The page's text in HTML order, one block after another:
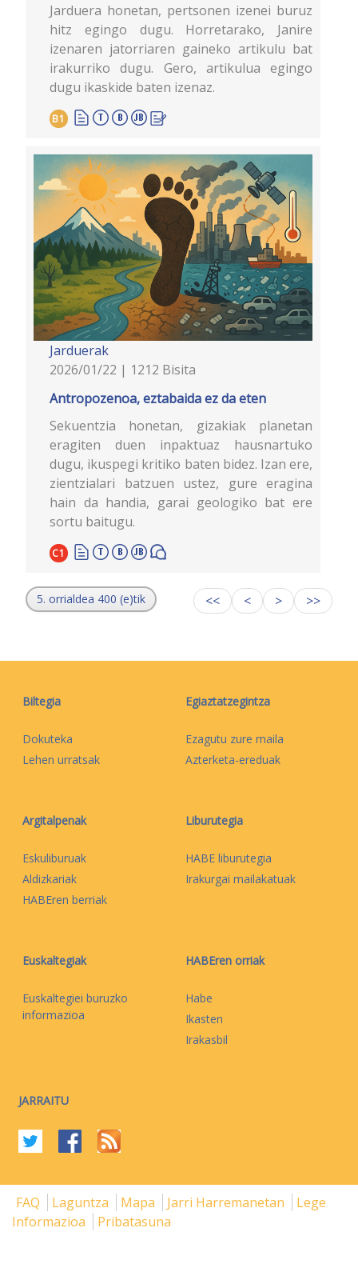
Jarduera honetan, pertsonen izenei buruz
hitz egingo dugu. Horretarako, Janire
izenaren jatorriaren gaineko artikulu bat
irakurriko dugu. Gero, artikulua egingo
dugu ikaskide baten izenaz.
B1
Jarduerak
2026/01/22 | 1212 Bisita
Antropozenoa, eztabaida ez da eten
Sekuentzia honetan, gizakiak planetan
eragiten duen inpaktuaz hausnartuko
dugu, ikuspegi kritiko baten bidez. Izan ere,
zientzialari batzuen ustez, gure eragina
hain da handia, garai geologiko bat ere
sortu baitugu.
C1
5. orrialdea 400 (e)tik << < > >>
Biltegia
Dokuteka
Lehen urratsak
Egiaztatzegintza
Ezagutu zure maila
Azterketa-ereduak
Argitalpenak
Eskuliburuak
Aldizkariak
HABEren berriak
Liburutegia
HABE liburutegia
Irakurgai mailakatuak
Euskaltegiak
Euskaltegiei buruzko
informazioa
HABEren orriak
Habe
Ikasten
Irakasbil
JARRAITU
FAQ Laguntza Mapa Jarri Harremanetan
Lege
Informazioa
Pribatasuna